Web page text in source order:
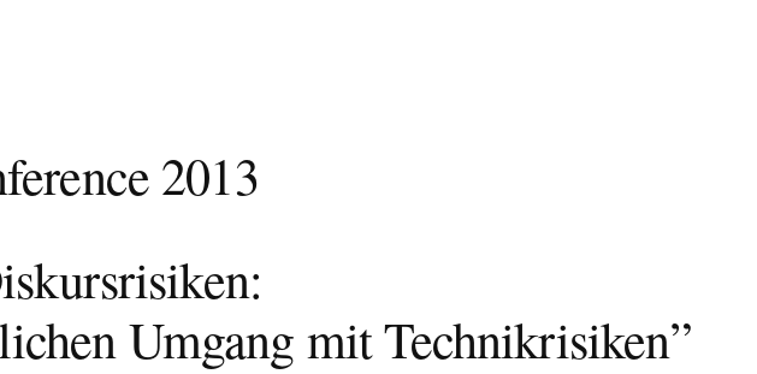
2013
Umgang mit Technikrisiken”